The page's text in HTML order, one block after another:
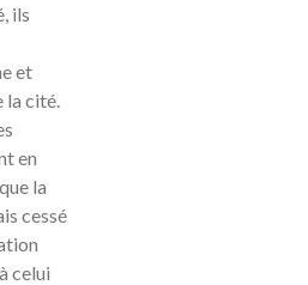
ils
et
la cité.
en
la
cessé
celui